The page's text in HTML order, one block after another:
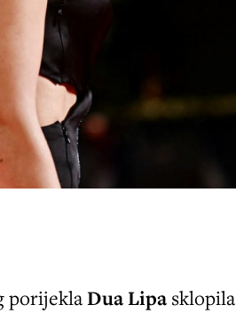
porijeklaDua Lipa sklopila